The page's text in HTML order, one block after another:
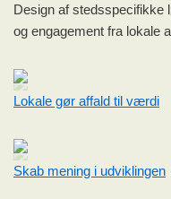
Design af stedsspecifikke
og engagement fra lokale
Lokale gør affald til værdi
Skab mening i udviklingen